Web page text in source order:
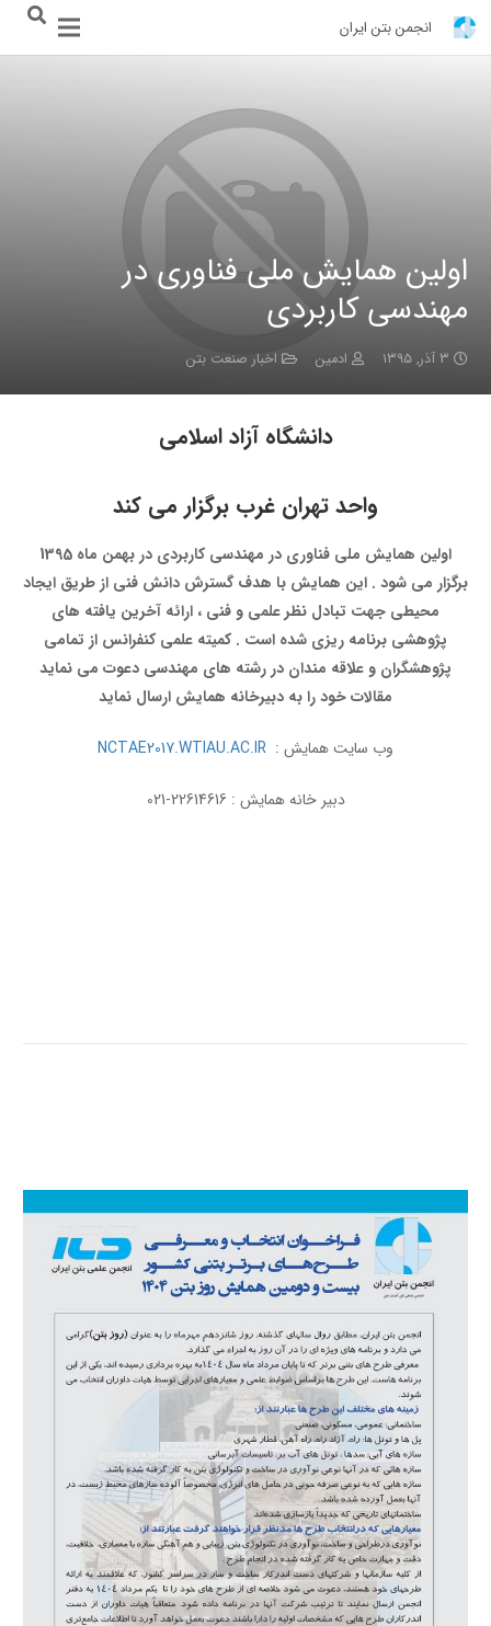
انجمن بتن ایران
اولین همایش ملی فناوری در
مهندسی کاربردی
۳ آذر, ۱۳۹۵ ادمین اخبار صنعت بتن
دانشگاه آزاد اسلامی
واحد تهران غرب برگزار می کند
اولین همایش ملی فناوری در مهندسی کاربردی در بهمن ماه 1395
برگزار می شود . این همایش با هدف گسترش دانش فنی از طریق ایجاد
محیطی جهت تبادل نظر علمی و فنی ، ارائه آخرین یافته های
پژوهشی برنامه ریزی شده است . کمیته علمی کنفرانس از تمامی
پژوهشگران و علاقه مندان در رشته های مهندسی دعوت می نماید
مقالات خود را به دبیرخانه همایش ارسال نماید
وب سایت همایش : NCTAE2017.WTIAU.AC.IR
دبیر خانه همایش : 22614616-021